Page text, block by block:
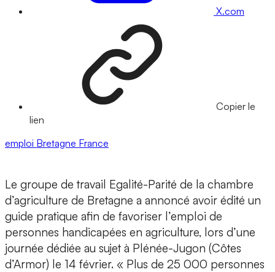
X.com
Copier le
lien
emploi Bretagne France
Le groupe de travail Egalité-Parité de la chambre
d’agriculture de Bretagne a annoncé avoir édité un
guide pratique afin de favoriser l’emploi de
personnes handicapées en agriculture, lors d’une
journée dédiée au sujet à Plénée-Jugon (Côtes
d’Armor) le 14 février. « Plus de 25 000 personnes